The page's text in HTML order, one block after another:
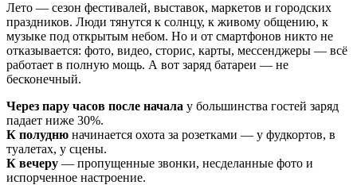
Лето — сезон фестивалей, выставок, маркетов и городских
праздников. Люди тянутся к солнцу, к живому общению, к
музыке под открытым небом. Но и от смартфонов никто не
отказывается: фото, видео, сторис, карты, мессенджеры — всё
работает в полную мощь. А вот заряд батареи — не
бесконечный.
Через пару часов после начала у большинства гостей заряд
падает ниже 30%.
К полудню начинается охота за розетками — у фудкортов, в
туалетах, у сцены.
К вечеру — пропущенные звонки, несделанные фото и
испорченное настроение.